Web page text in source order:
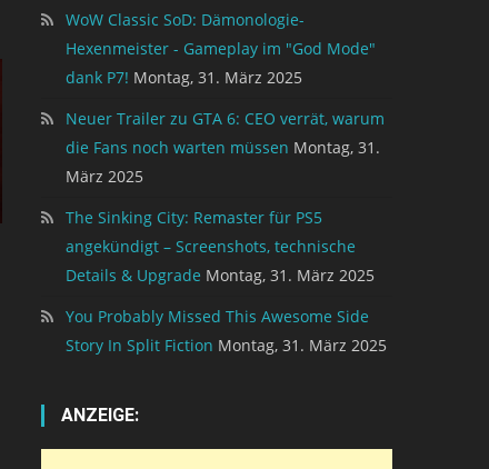
WoW Classic SoD: Dämonologie-
Hexenmeister - Gameplay im "God Mode"
dank P7! Montag, 31. März 2025
Neuer Trailer zu GTA 6: CEO verrät, warum
die Fans noch warten müssen Montag, 31.
März 2025
The Sinking City: Remaster für PS5
angekündigt – Screenshots, technische
Details & Upgrade Montag, 31. März 2025
You Probably Missed This Awesome Side
Story In Split Fiction Montag, 31. März 2025
ANZEIGE: